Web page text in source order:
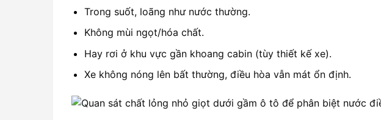
Trong suốt, loãng như nước thường.
Không mùi ngọt/hóa chất.
Hay rơi ở khu vực gần khoang cabin (tùy thiết kế xe).
Xe không nóng lên bất thường, điều hòa vẫn mát ổn định.